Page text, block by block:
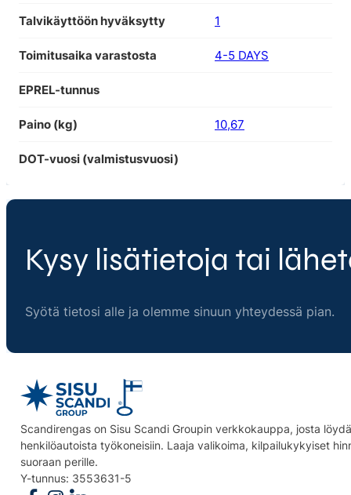
Talvikäyttöön hyväksytty 1
Toimitusaika varastosta 4-5 DAYS
EPREL-tunnus
Paino (kg) 10,67
DOT-vuosi (valmistusvuosi)
Kysy lisätietoja tai
Syötä tietosi alle ja olemme sinuun yhteydessä pian.
Scandirengas on Sisu Scandi Groupin verkkokauppa, josta
henkilöautoista työkoneisiin. Laaja valikoima, kilpailukykyiset
suoraan perille.
Y-tunnus: 3553631-5